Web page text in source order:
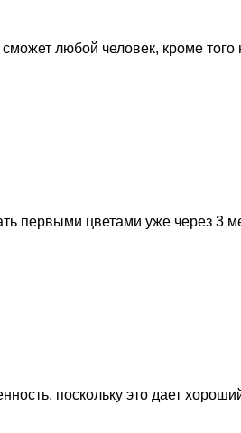
сможет любой человек, кроме
первыми цветами уже через 3
поскольку это дает